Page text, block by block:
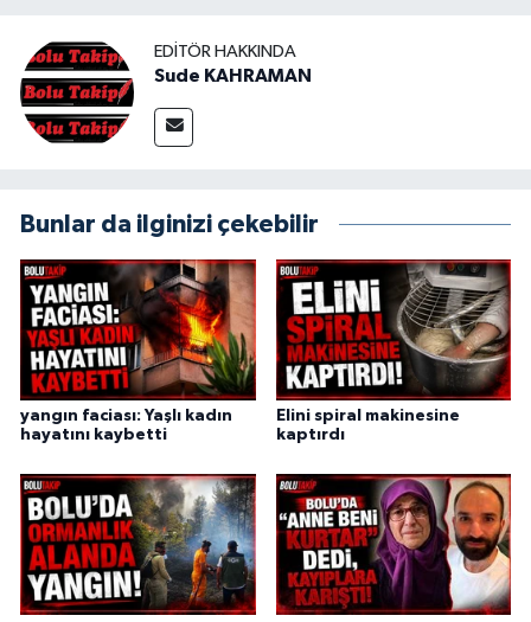
EDITÖR HAKKINDA
Sude KAHRAMAN
Bunlar da ilginizi çekebilir
yangın faciası: Yaşlı kadın
hayatını kaybetti
Elini spiral makinesine
kaptırdı